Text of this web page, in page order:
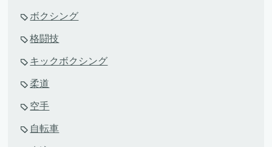
ボクシング
格闘技
キックボクシング
柔道
空手
自転車